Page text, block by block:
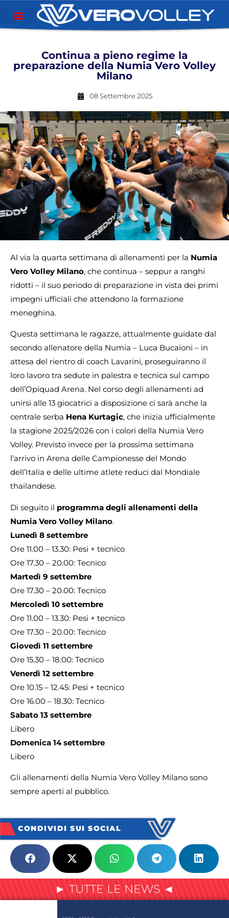
Continua a pieno regime la
preparazione della Numia Vero Volley
Milano
08 Settembre 2025
Al via la quarta settimana di allenamenti per la Numia
Vero Volley Milano, che continua – seppur a ranghi
ridotti – il suo periodo di preparazione in vista dei primi
impegni ufficiali che attendono la formazione
meneghina.
Questa settimana le ragazze, attualmente guidate dal
secondo allenatore della Numia – Luca Bucaioni – in
attesa del rientro di coach Lavarini, proseguiranno il
loro lavoro tra sedute in palestra e tecnica sul campo
dell’Opiquad Arena. Nel corso degli allenamenti ad
unirsi alle 13 giocatrici a disposizione ci sarà anche la
centrale serba Hena Kurtagic, che inizia ufficialmente
la stagione 2025/2026 con i colori della Numia Vero
Volley. Previsto invece per la prossima settimana
l’arrivo in Arena delle Campionesse del Mondo
dell’Italia e delle ultime atlete reduci dal Mondiale
thailandese.
Di seguito il programma degli allenamenti della
Numia Vero Volley Milano.
Lunedì 8 settembre
Ore 11.00 – 13.30: Pesi + tecnico
Ore 17.30 – 20.00: Tecnico
Martedì 9 settembre
Ore 17.30 – 20.00: Tecnico
Mercoledì 10 settembre
Ore 11.00 – 13.30: Pesi + tecnico
Ore 17.30 – 20.00: Tecnico
Giovedì 11 settembre
Ore 15.30 – 18.00: Tecnico
Venerdì 12 settembre
Ore 10.15 – 12.45: Pesi + tecnico
Ore 16.00 – 18.30: Tecnico
Sabato 13 settembre
Libero
Domenica 14 settembre
Libero
Gli allenamenti della Numia Vero Volley Milano sono
sempre aperti al pubblico.
CONDIVIDI SUI SOCIAL
► TUTTE LE NEWS ◄